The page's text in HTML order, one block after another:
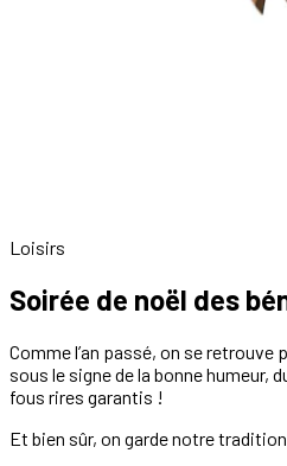
Loisirs
Soirée de noël des
Comme l’an passé, on se retrouve
sous le signe de la bonne humeur,
fous rires garantis !
Et bien sûr, on garde notre